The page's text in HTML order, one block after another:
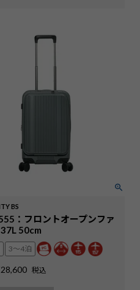
BS
：フロントオープンファ
50cm
3〜4泊
28,600 税込